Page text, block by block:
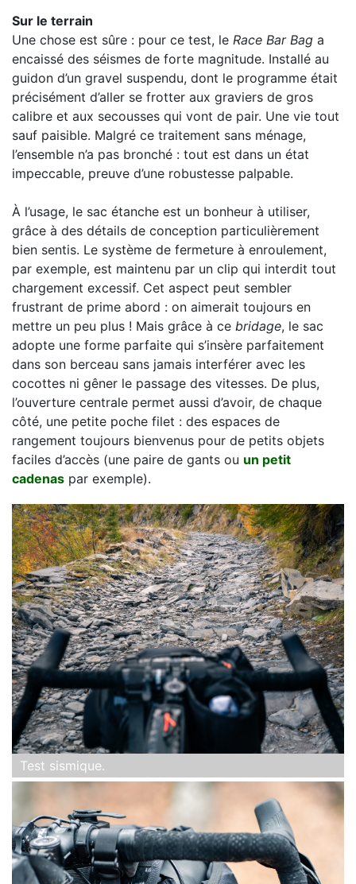
Sur le terrain
Une chose est sûre : pour ce test, le Race Bar Bag a
encaissé des séismes de forte magnitude. Installé au
guidon d’un gravel suspendu, dont le programme était
précisément d’aller se frotter aux graviers de gros
calibre et aux secousses qui vont de pair. Une vie tout
sauf paisible. Malgré ce traitement sans ménage,
l’ensemble n’a pas bronché : tout est dans un état
impeccable, preuve d’une robustesse palpable.
À l’usage, le sac étanche est un bonheur à utiliser,
grâce à des détails de conception particulièrement
bien sentis. Le système de fermeture à enroulement,
par exemple, est maintenu par un clip qui interdit tout
chargement excessif. Cet aspect peut sembler
frustrant de prime abord : on aimerait toujours en
mettre un peu plus ! Mais grâce à ce bridage, le sac
adopte une forme parfaite qui s’insère parfaitement
dans son berceau sans jamais interférer avec les
cocottes ni gêner le passage des vitesses. De plus,
l’ouverture centrale permet aussi d’avoir, de chaque
côté, une petite poche filet : des espaces de
rangement toujours bienvenus pour de petits objets
faciles d’accès (une paire de gants ou un petit
cadenas par exemple).
Test sismique.